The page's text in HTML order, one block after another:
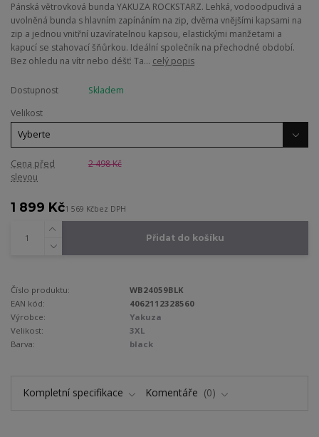
Pánská větrovková bunda YAKUZA ROCKSTARZ. Lehká, vodoodpudivá a
uvolněná bunda s hlavním zapínáním na zip, dvěma vnějšími kapsami na
zip a jednou vnitřní uzavíratelnou kapsou, elastickými manžetami a
kapucí se stahovací šňůrkou. Ideální společník na přechodné období.
Bez ohledu na vítr nebo déšť: Ta... celý popis
Dostupnost
Skladem
Velikost
Cena před
slevou
2 498 Kč
1 899 Kč1 569 Kčbez DPH
Přidat do košíku
Číslo produktu:
WB24059BLK
EAN kód:
4062112328560
Výrobce:
Yakuza
Velikost:
3XL
Barva:
black
Kompletní specifikace Komentáře 0